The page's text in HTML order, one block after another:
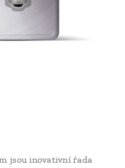
jsou inovativní řada